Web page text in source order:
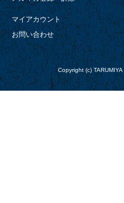
マイアカウント
お問い合わせ
Copyright (c)